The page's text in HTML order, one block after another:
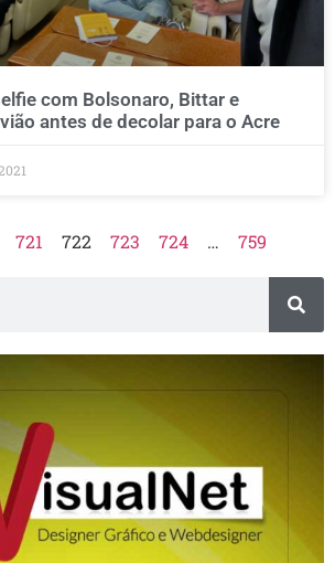
com Bolsonaro, Bittar e
antes de decolar para o Acre
721 722 723 724 … 759